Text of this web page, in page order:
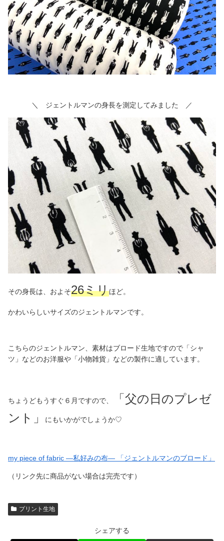
＼ ジェントルマンの身長を測定してみました ／
その身長は、およそ26ミリほど。
かわいらしいサイズのジェントルマンです。
こちらのジェントルマン、素材はブロード生地ですので「シャ
ツ」などのお洋服や「小物雑貨」などの製作に適しています。
ちょうどもうすぐ６月ですので、
「父の日のプレゼ
ント」
にもいかがでしょうか♡
my piece of fabric ―私好みの布― 「ジェントルマンのブロード」
（リンク先に商品がない場合は完売です）
プリント生地
シェアする